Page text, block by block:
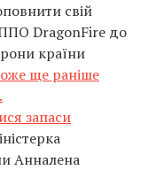
свій
DragonFire до
країни
ще раніше
запаси
Анналена